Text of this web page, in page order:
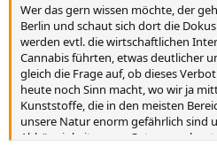
Wer das gern wissen möchte, der
Berlin und schaut sich dort die
werden evtl. die wirtschaftlichen
Cannabis führten, etwas deutlicher
gleich die Frage auf, ob dieses
heute noch Sinn macht, wo wir ja
Kunststoffe, die in den meisten
unsere Natur enorm gefährlich sind
Abhängigkeiten von Osteuropa